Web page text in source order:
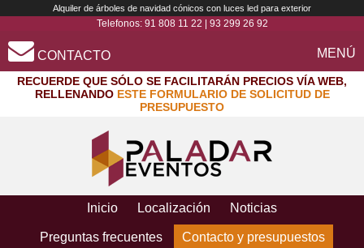
Alquiler de árboles de navidad cónicos con luces led para exterior
Telefonos: 91 808 11 22 93 299 26 92
CONTACTO MENÚ
RECUERDE QUE SÓLO SE FACILITARÁN PRECIOS VÍA WEB,
RELLENANDO ESTE FORMULARIO DE SOLICITUD DE
PRESUPUESTO
Inicio Localización Noticias
Preguntas frecuentes Contacto y presupuestos